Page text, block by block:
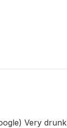
Very drunk